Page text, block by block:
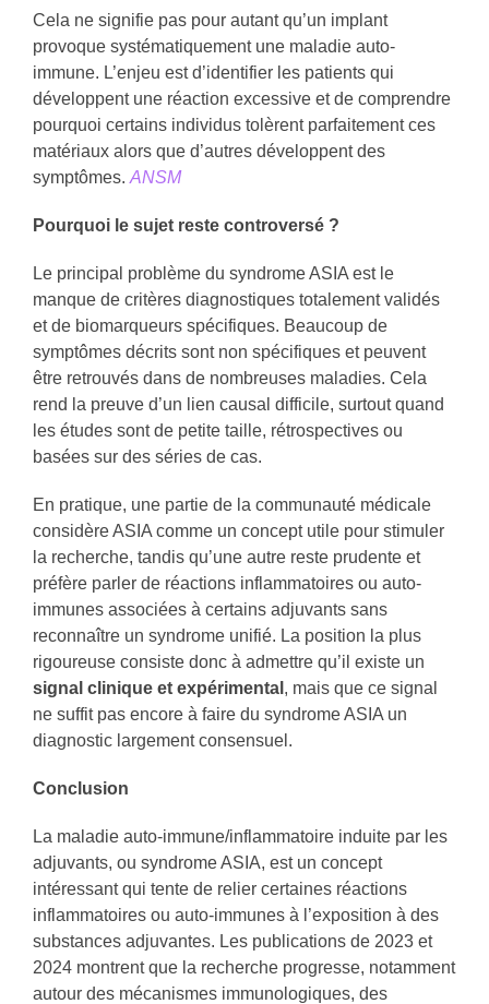
Cela ne signifie pas pour autant qu’un implant
provoque systématiquement une maladie auto-
immune. L’enjeu est d’identifier les patients qui
développent une réaction excessive et de comprendre
pourquoi certains individus tolèrent parfaitement ces
matériaux alors que d’autres développent des
symptômes. ANSM
Pourquoi le sujet reste controversé ?
Le principal problème du syndrome ASIA est le
manque de critères diagnostiques totalement validés
et de biomarqueurs spécifiques. Beaucoup de
symptômes décrits sont non spécifiques et peuvent
être retrouvés dans de nombreuses maladies. Cela
rend la preuve d’un lien causal difficile, surtout quand
les études sont de petite taille, rétrospectives ou
basées sur des séries de cas.
En pratique, une partie de la communauté médicale
considère ASIA comme un concept utile pour stimuler
la recherche, tandis qu’une autre reste prudente et
préfère parler de réactions inflammatoires ou auto-
immunes associées à certains adjuvants sans
reconnaître un syndrome unifié. La position la plus
rigoureuse consiste donc à admettre qu’il existe un
signal clinique et expérimental , mais que ce signal
ne suffit pas encore à faire du syndrome ASIA un
diagnostic largement consensuel.
Conclusion
La maladie auto-immune/inflammatoire induite par les
adjuvants, ou syndrome ASIA, est un concept
intéressant qui tente de relier certaines réactions
inflammatoires ou auto-immunes à l’exposition à des
substances adjuvantes. Les publications de 2023 et
2024 montrent que la recherche progresse, notamment
autour des mécanismes immunologiques, des